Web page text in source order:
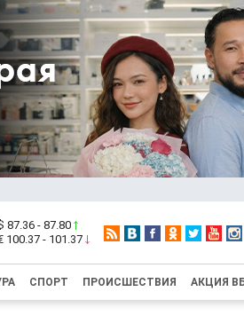
87.36 - 87.80
100.37 - 101.37
СПОРТ ПРОИСШЕСТВИЯ АКЦИЯ